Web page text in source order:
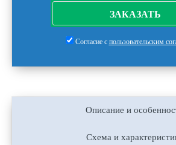
ЗАКАЗАТЬ
Согласие с пользовательским
Описание и
Схема и